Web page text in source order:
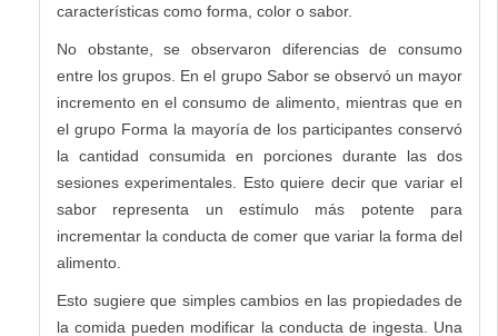
características como forma, color o sabor.
No obstante, se observaron diferencias de consumo
entre los grupos. En el grupo Sabor se observó un mayor
incremento en el consumo de alimento, mientras que en
el grupo Forma la mayoría de los participantes conservó
la cantidad consumida en porciones durante las dos
sesiones experimentales. Esto quiere decir que variar el
sabor representa un estímulo más potente para
incrementar la conducta de comer que variar la forma del
alimento.
Esto sugiere que simples cambios en las propiedades de
la comida pueden modificar la conducta de ingesta. Una